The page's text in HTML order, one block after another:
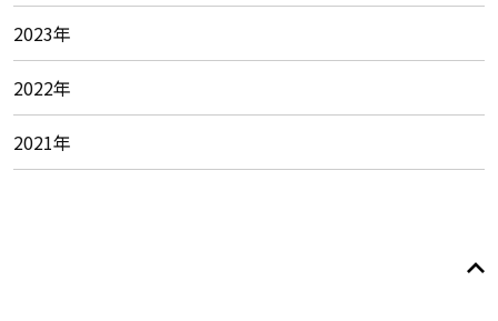
2023年
2022年
2021年